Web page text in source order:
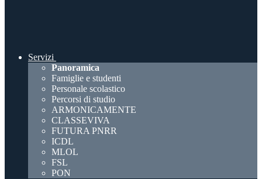
Servizi
Panoramica
Famiglie e studenti
Personale scolastico
Percorsi di studio
ARMONICAMENTE
CLASSEVIVA
FUTURA PNRR
ICDL
MLOL
FSL
PON